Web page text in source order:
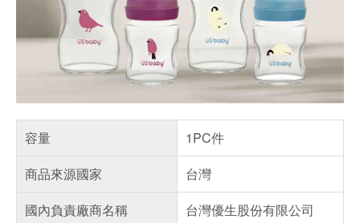
容量
1PC件
商品來源國家
台灣
國內負責廠商名稱
台灣優生股份有限公司